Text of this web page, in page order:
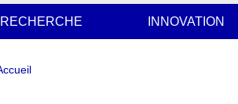
RECHERCHE INNOVATION
d'Ariane